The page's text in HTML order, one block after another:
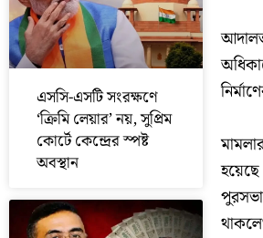
এসসি-এসটি সংরক্ষণে
‘ক্রিমি লেয়ার’ নয়, সুপ্রিম
কোর্টে কেন্দ্রের স্পষ্ট
অবস্থান